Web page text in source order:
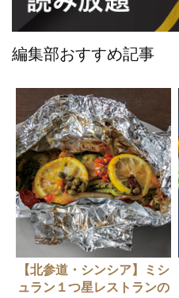
編集部おすすめ記事
【北参道・シンシア】ミシ
ュラン１つ星レストランの